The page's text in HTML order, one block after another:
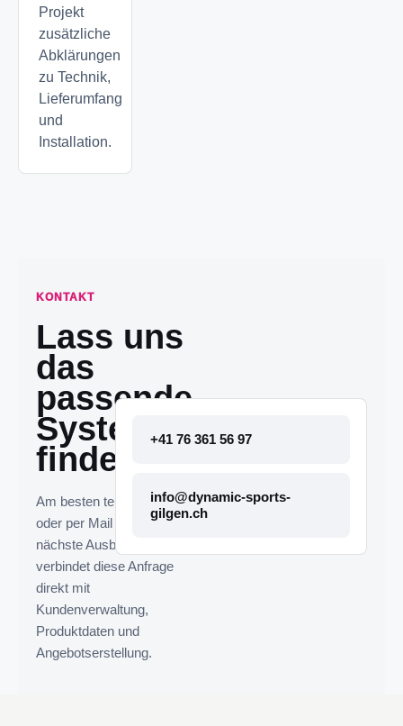
Projekt
zusätzliche
Abklärungen
zu Technik,
Lieferumfang
und
Installation.
KONTAKT
Lass uns
das
passende
System
finden.
Am besten telefonisch
oder per Mail melden. Die
nächste Ausbaustufe
verbindet diese Anfrage
direkt mit
Kundenverwaltung,
Produktdaten und
Angebotserstellung.
+41 76 361 56 97
info@dynamic-sports-
gilgen.ch